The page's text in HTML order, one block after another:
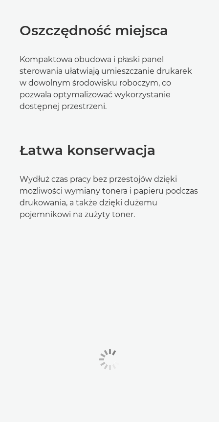
Oszczędność miejsca
Kompaktowa obudowa i płaski panel
sterowania ułatwiają umieszczanie drukarek
w dowolnym środowisku roboczym, co
pozwala optymalizować wykorzystanie
dostępnej przestrzeni.
Łatwa konserwacja
Wydłuż czas pracy bez przestojów dzięki
możliwości wymiany tonera i papieru podczas
drukowania, a także dzięki dużemu
pojemnikowi na zużyty toner.